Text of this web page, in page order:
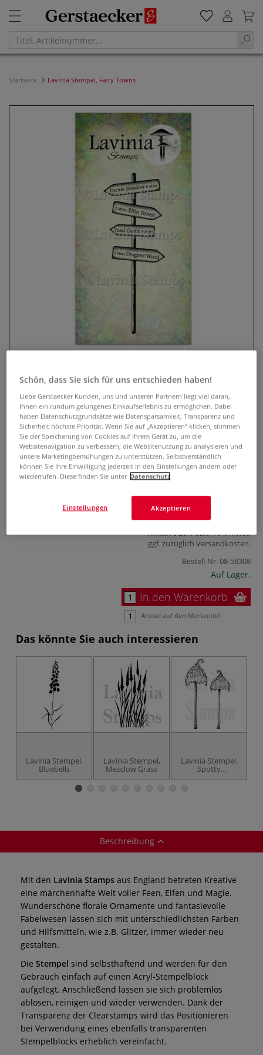
Startseite Lavinia Stempel, Fairy Towns
Lavinia Stempel, Fairy Towns
0 Bewertungen
Der transparente Lavinia Stempel ist optimal geeignet, um
mit Hilfe eines Acryl-Stempelblocks zauberhafte Karten,
Einladungen, Scrapbooks u.v.m. zu gestalten. Selbsthaftend
und wiederverwendbar.
Mehr
10,07 €
inklusive 20% bzw. 10% MwSt,
ggf. zuzüglich Versandkosten.
Bestell-Nr.08-58308
Auf Lager.
In den Warenkorb
Artikel auf den Merkzettel
Das könnte Sie auch interessieren
Lavinia Stempel,
Bluebells
Lavinia Stempel,
Meadow Grass
Lavinia Stempel,
Spotty
Toadstoole
Beschreibung
Mit den Lavinia Stamps aus England betreten Kreative
eine märchenhafte Welt voller Feen, Elfen und Magie.
Wunderschöne florale Ornamente und fantasievolle
Fabelwesen lassen sich mit unterschiedlichsten Farben
und Hilfsmitteln, wie z.B. Glitzer, immer wieder neu
gestalten.
Die Stempel sind selbsthaftend und werden für den
Gebrauch einfach auf einen Acryl-Stempelblock
aufgelegt. Anschließend lassen sie sich problemlos
ablösen, reinigen und wieder verwenden. Dank der
Transparenz der Clearstamps wird das Positionieren
bei Verwendung eines ebenfalls transparenten
Stempelblocks erheblich vereinfacht.
Schön, dass Sie sich für uns entschieden haben!
Liebe Gerstaecker Kunden, uns und unseren Partnern liegt viel daran,
Ihnen ein rundum gelungenes Einkaufserlebnis zu ermöglichen. Dabei
haben Datenschutzgrundsätze wie Datensparsamkeit, Transparenz und
Sicherheit höchste Priorität. Wenn Sie auf „Akzeptieren“ klicken, stimmen
Sie der Speicherung von Cookies auf Ihrem Gerät zu, um die
Websitenavigation zu verbessern, die Websitenutzung zu analysieren und
unsere Marketingbemühungen zu unterstützen. Selbstverständlich
können Sie Ihre Einwilligung jederzeit in den Einstellungen ändern oder
wiederrufen. Diese finden Sie unter Datenschutz
Akzeptieren
Einstellungen